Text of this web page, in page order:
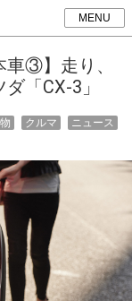
MENU
車③】走り、
「CX-3」
ニュース
クルマ